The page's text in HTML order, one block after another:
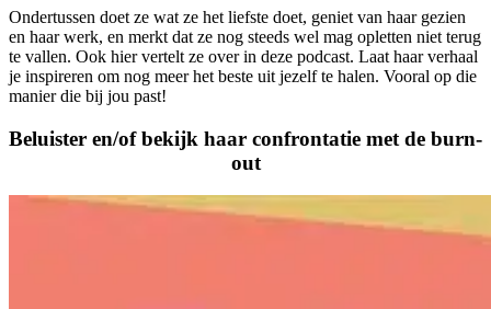
Ondertussen doet ze wat ze het liefste doet, geniet van haar gezien
en haar werk, en merkt dat ze nog steeds wel mag opletten niet terug
te vallen. Ook hier vertelt ze over in deze podcast. Laat haar verhaal
je inspireren om nog meer het beste uit jezelf te halen. Vooral op die
manier die bij jou past!
Beluister en/of bekijk haar confrontatie met de burn-
out